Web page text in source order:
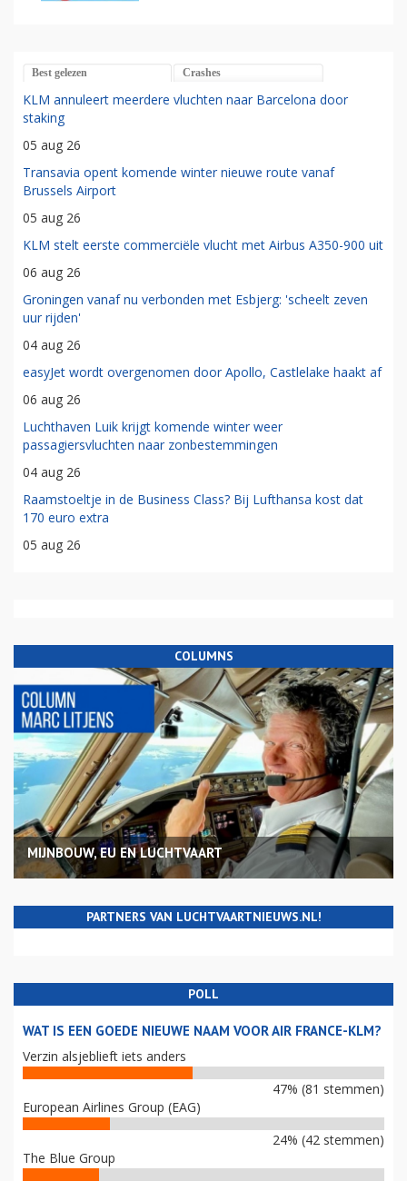
Best gelezen Crashes
KLM annuleert meerdere vluchten naar Barcelona door
staking
05 aug 26
Transavia opent komende winter nieuwe route vanaf
Brussels Airport
05 aug 26
KLM stelt eerste commerciële vlucht met Airbus A350-900 uit
06 aug 26
Groningen vanaf nu verbonden met Esbjerg: 'scheelt zeven
uur rijden'
04 aug 26
easyJet wordt overgenomen door Apollo, Castlelake haakt af
06 aug 26
Luchthaven Luik krijgt komende winter weer
passagiersvluchten naar zonbestemmingen
04 aug 26
Raamstoeltje in de Business Class? Bij Lufthansa kost dat
170 euro extra
05 aug 26
COLUMNS
MIJNBOUW, EU EN LUCHTVAART
PARTNERS VAN LUCHTVAARTNIEUWS.NL!
POLL
WAT IS EEN GOEDE NIEUWE NAAM VOOR AIR FRANCE-KLM?
Verzin alsjeblieft iets anders
47% (81 stemmen)
European Airlines Group (EAG)
24% (42 stemmen)
The Blue Group